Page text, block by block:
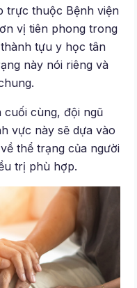
trực thuộc Bệnh viện
vị tiên phong trong
tựu y học tân
này nói riêng và
cuối cùng, đội ngũ
vực này sẽ dựa vào
thể trạng của người
trị phù hợp.